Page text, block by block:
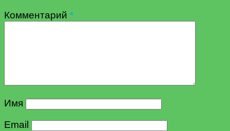
Комментарий *
Имя
Email